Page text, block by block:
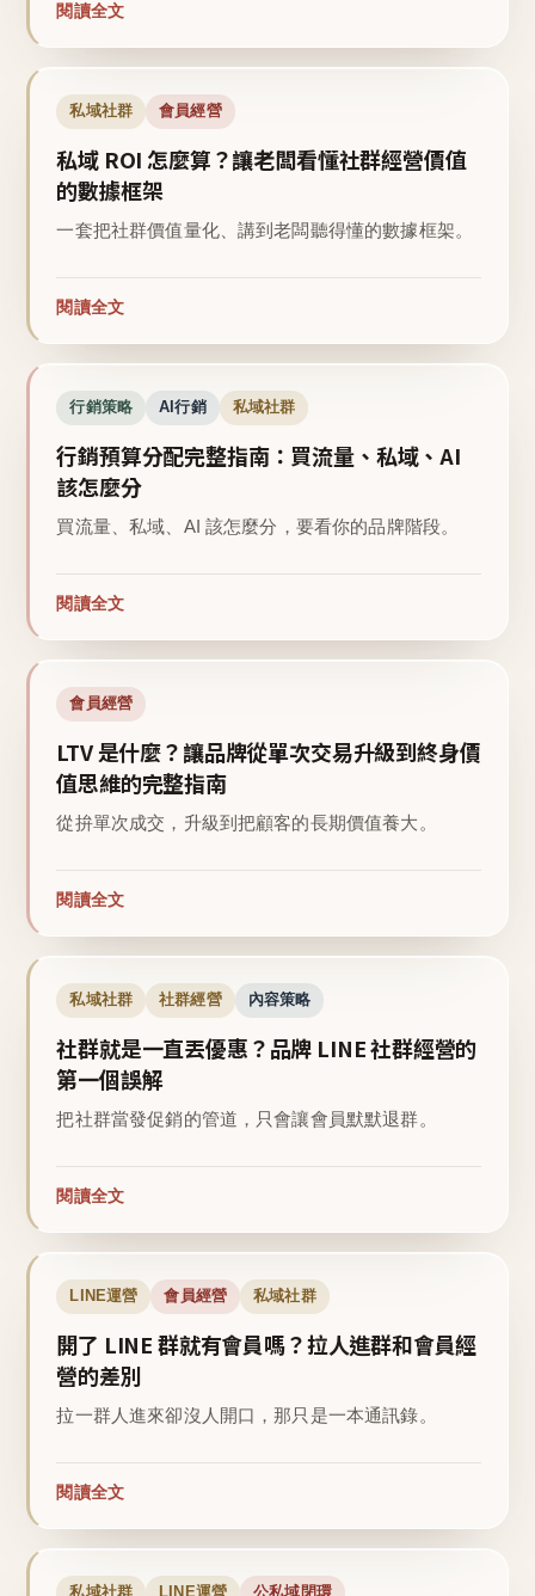
閱讀全文
私域社群 會員經營
私域 ROI 怎麼算？讓老闆看懂社群經營價值
的數據框架
一套把社群價值量化、講到老闆聽得懂的數據框架。
閱讀全文
行銷策略 AI行銷 私域社群
行銷預算分配完整指南：買流量、私域、AI
該怎麼分
買流量、私域、AI 該怎麼分，要看你的品牌階段。
閱讀全文
會員經營
LTV 是什麼？讓品牌從單次交易升級到終身價
值思維的完整指南
從拚單次成交，升級到把顧客的長期價值養大。
閱讀全文
私域社群 社群經營 內容策略
社群就是一直丟優惠？品牌 LINE 社群經營的
第一個誤解
把社群當發促銷的管道，只會讓會員默默退群。
閱讀全文
LINE運營 會員經營 私域社群
開了 LINE 群就有會員嗎？拉人進群和會員經
營的差別
拉一群人進來卻沒人開口，那只是一本通訊錄。
閱讀全文